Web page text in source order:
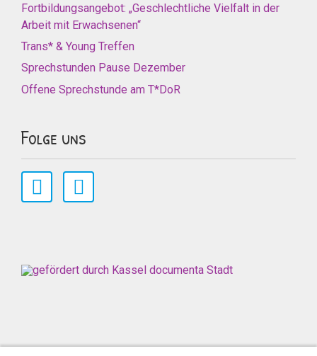
Fortbildungsangebot: „Geschlechtliche Vielfalt in der
Arbeit mit Erwachsenen“
Trans* & Young Treffen
Sprechstunden Pause Dezember
Offene Sprechstunde am T*DoR
Folge uns